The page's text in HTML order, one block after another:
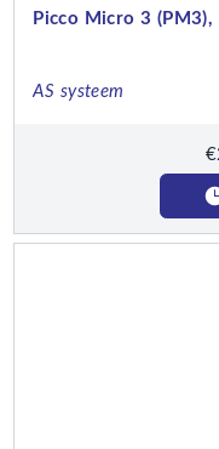
Picco Micro 3
AS systeem
€